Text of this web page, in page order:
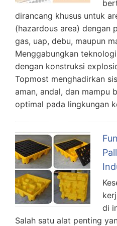
dirancang khusus untuk
(hazardous area) dengan
gas, uap, debu, maupun
Menggabungkan
dengan konstruksi
Topmost menghadirkan
aman, andal, dan mampu
optimal pada lingkungan
di
Salah satu alat penting